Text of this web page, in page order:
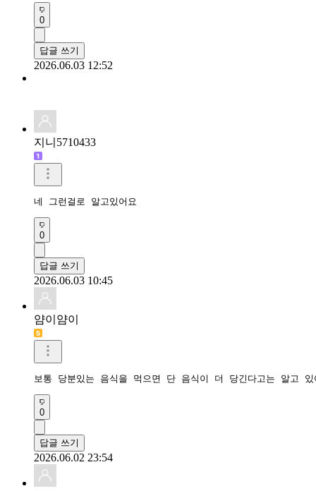
0
답글 쓰기
2026.06.03 12:52
지니5710433
네 그런걸로 알고있어요
0
답글 쓰기
2026.06.03 10:45
얌이얌이
보통 당분있는 음식을 먹으면 단 음식이 더 당긴다고는 알고
0
답글 쓰기
2026.06.02 23:54